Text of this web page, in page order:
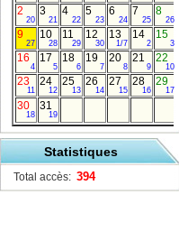
2
20
3
21
4
22
5
23
6
24
7
25
8
26
9
27
10
28
11
29
12
30
13
1/7
14
2
15
3
16
4
17
5
18
6
19
7
20
8
21
9
22
10
23
11
24
12
25
13
26
14
27
15
28
16
29
17
30
18
31
19
Statistiques
Total accès: 394